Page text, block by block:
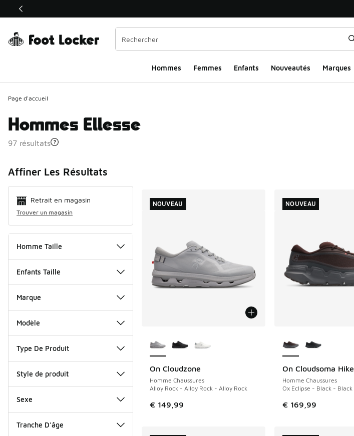
Ce lien ouvrira une nouvelle fenêtre
Hommes​ Femmes Enfants Nouveautés Marques
Page d'accueil
Hommes Ellesse
97 résultats
Affiner Les Résultats
Retrait en magasin
Trouver un magasin
Homme Taille
Enfants Taille
Marque
Modèle
Type De Produit
Style de produit
Sexe
Tranche D'âge
On Cloudzone
Homme Chaussures
Alloy Rock - Alloy Rock - Alloy Rock
€ 149,99
NOUVEAU
NOUVEAU
On Cloudsoma Hike
Homme Chaussures
Ox Eclipse - Black - Black
€ 169,99
NOUVEAU
NOUVEAU